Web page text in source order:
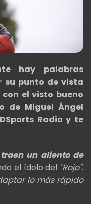
hay palabras
su punto de vista
el visto bueno
de Miguel Ángel
Radio y te
un aliento de
el ídolo del "Rojo".
lo más rápido